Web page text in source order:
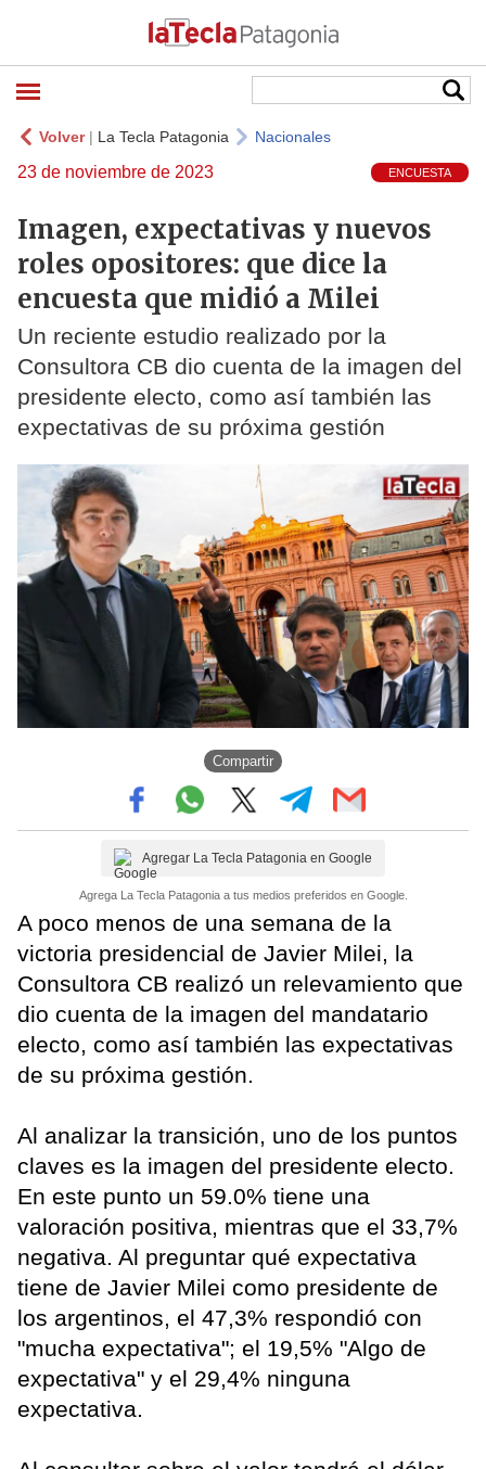
Volver| La Tecla Patagonia Nacionales
23 de noviembre de 2023 ENCUESTA
Imagen, expectativas y nuevos
roles opositores: que dice la
encuesta que midió a Milei
Un reciente estudio realizado por la
Consultora CB dio cuenta de la imagen del
presidente electo, como así también las
expectativas de su próxima gestión
Compartir
Agregar La Tecla Patagonia en Google
Agrega La Tecla Patagonia a tus medios preferidos en Google.
A poco menos de una semana de la
victoria presidencial de Javier Milei, la
Consultora CB realizó un relevamiento que
dio cuenta de la imagen del mandatario
electo, como así también las expectativas
de su próxima gestión.
Al analizar la transición, uno de los puntos
claves es la imagen del presidente electo.
En este punto un 59.0% tiene una
valoración positiva, mientras que el 33,7%
negativa. Al preguntar qué expectativa
tiene de Javier Milei como presidente de
los argentinos, el 47,3% respondió con
"mucha expectativa"; el 19,5% "Algo de
expectativa" y el 29,4% ninguna
expectativa.